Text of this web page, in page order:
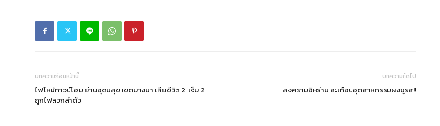
บทความก่อนหน้านี้
ไฟไหม้ทาวน์โฮม ย่านอุดมสุข เขตบางนา เสียชีวิต 2 เจ็บ 2
ถูกไฟลวกลำตัว
บทความถัดไป
สงครามอิหร่าน สะเทือนอุตสาหกรรมผงชูรส!!